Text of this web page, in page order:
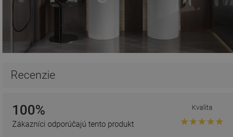
Recenzie
100%
Zákazníci odporúčajú tento produkt
Kvalita